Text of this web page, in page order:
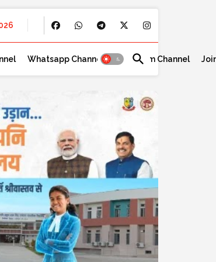
Whatsapp Channel Telegram Channel